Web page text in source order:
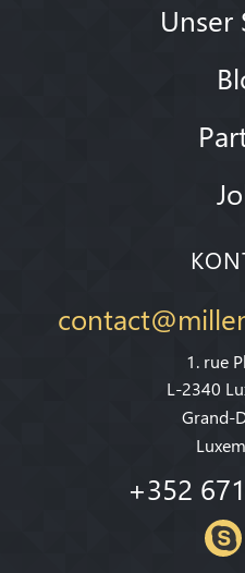
Unser
1. rue
L-2340
Grand-
+352